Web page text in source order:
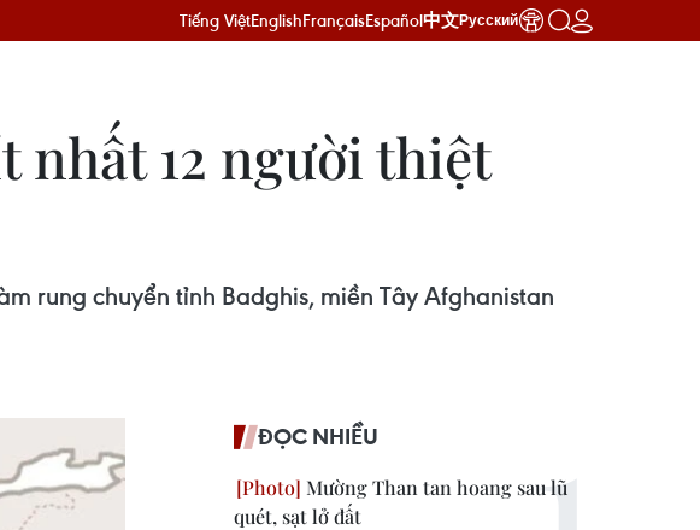
Tiếng ViệtEnglishFrançaisEspañol中文Русский
nhất 12 người thiệt
rung chuyển tỉnh Badghis, miền Tây Afghanistan
ĐỌC NHIỀU
Mường Than tan hoang sau lũ
quét, sạt lở đất